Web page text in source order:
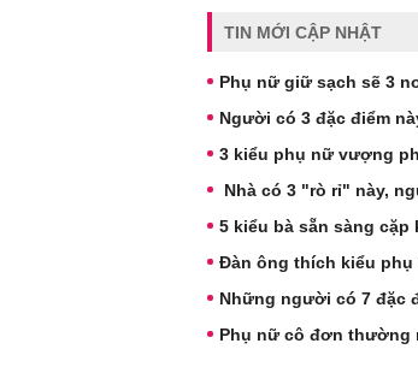
TIN MỚI CẬP NHẬT
Phụ nữ giữ sạch sẽ 3
Người có 3 đặc điểm
3 kiểu phụ nữ vượng
Nhà có 3 "rò rỉ" này,
5 kiểu bà sẵn sàng
Đàn ông thích kiểu phụ
Những người có 7 đặc
Phụ nữ cô đơn thường